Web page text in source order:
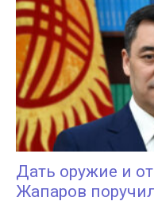
Дать оружие и
Жапаров